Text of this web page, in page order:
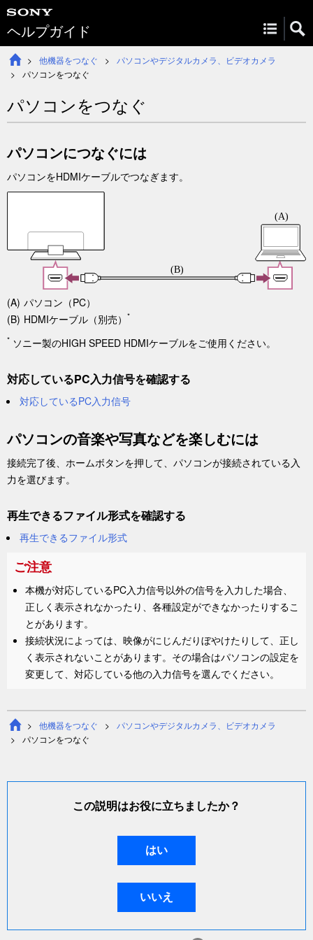
ヘルプガイド
他機器をつなぐ
パソコンやデジタルカメラ、ビデオカメラ
パソコンをつなぐ
パソコンをつなぐ
パソコンにつなぐには
パソコンをHDMIケーブルでつなぎます。
パソコン（PC）
HDMIケーブル（別売） *
* ソニー製のHIGH SPEED HDMIケーブルをご使用ください。
対応しているPC入力信号を確認する
対応しているPC入力信号
パソコンの音楽や写真などを楽しむには
接続完了後、 ホームボタンを押して、パソコンが接続されている入
力を選びます。
再生できるファイル形式を確認する
再生できるファイル形式
ご注意
本機が対応しているPC入力信号以外の信号を入力した場合、
正しく表示されなかったり、各種設定ができなかったりするこ
とがあります。
接続状況によっては、映像がにじんだりぼやけたりして、正し
く表示されないことがあります。その場合はパソコンの設定を
変更して、対応している他の入力信号を選んでください。
他機器をつなぐ
パソコンやデジタルカメラ、ビデオカメラ
パソコンをつなぐ
この説明はお役に立ちましたか？